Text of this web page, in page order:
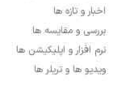
اخبار و تازه ها
بررسی و مقایسه ها
نرم افزار و اپلیکیشن ها
ویدیو ها و تریلر ها